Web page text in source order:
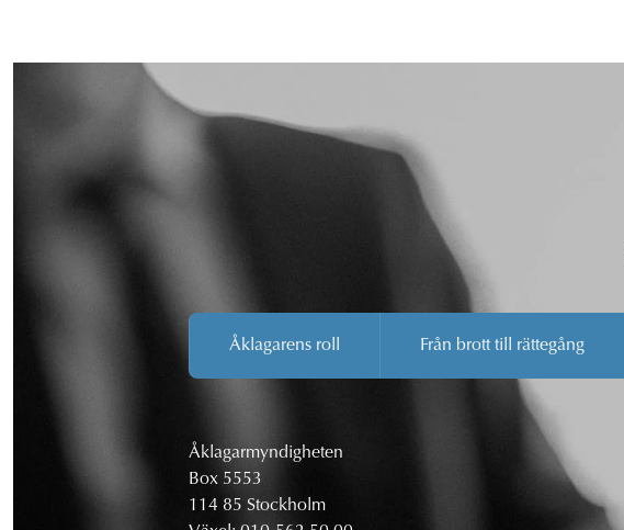
Åklagarens roll Från brott till rättegång
Åklagarmyndigheten
Box 5553
114 85 Stockholm